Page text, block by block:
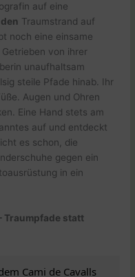
auf eine
den Traumstrand auf
noch eine einsame
von ihrer
unaufhaltsam
steile Pfade hinab. Ihr
Augen und Ohren
Eine Hand stets am
auf und entdeckt
es schon, die
gegen ein
in ein
Traumpfade statt
Cami de Cavalls